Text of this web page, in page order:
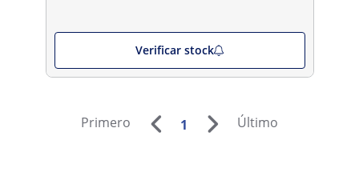
Verificar stock
Primero 1 Último